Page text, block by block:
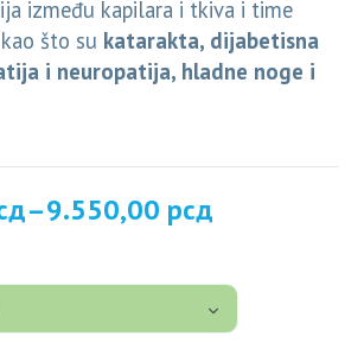
između kapilara i tkiva i time
što su katarakta, dijabetisna
i neuropatija, hladne noge i
–9.550,00 рсд